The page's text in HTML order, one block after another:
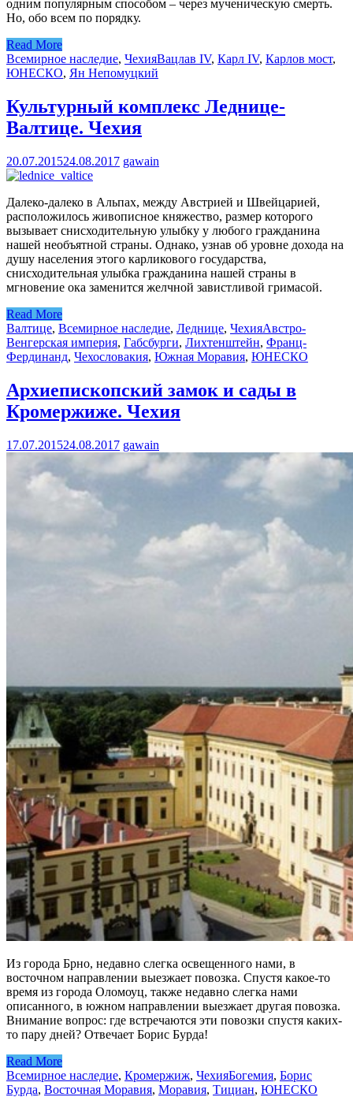
одним популярным способом – через мученическую смерть.
Но, обо всем по порядку.
Read More
Всемирное наследие, ЧехияВацлав IV, Карл IV, Карлов мост,
ЮНЕСКО, Ян Непомуцкий
Культурный комплекс Леднице-
Валтице. Чехия
20.07.201524.08.2017 gawain
Далеко-далеко в Альпах, между Австрией и Швейцарией,
расположилось живописное княжество, размер которого
вызывает снисходительную улыбку у любого гражданина
нашей необъятной страны. Однако, узнав об уровне дохода на
душу населения этого карликового государства,
снисходительная улыбка гражданина нашей страны в
мгновение ока заменится желчной завистливой гримасой.
Read More
Валтице, Всемирное наследие, Леднице, ЧехияАвстро-
Венгерская империя, Габсбурги, Лихтенштейн, Франц-
Фердинанд, Чехословакия, Южная Моравия, ЮНЕСКО
Архиепископский замок и сады в
Кромержиже. Чехия
17.07.201524.08.2017 gawain
Из города Брно, недавно слегка освещенного нами, в
восточном направлении выезжает повозка. Спустя какое-то
время из города Оломоуц, также недавно слегка нами
описанного, в южном направлении выезжает другая повозка.
Внимание вопрос: где встречаются эти повозки спустя каких-
то пару дней? Отвечает Борис Бурда!
Read More
Всемирное наследие, Кромержиж, ЧехияБогемия, Борис
Бурда, Восточная Моравия, Моравия, Тициан, ЮНЕСКО